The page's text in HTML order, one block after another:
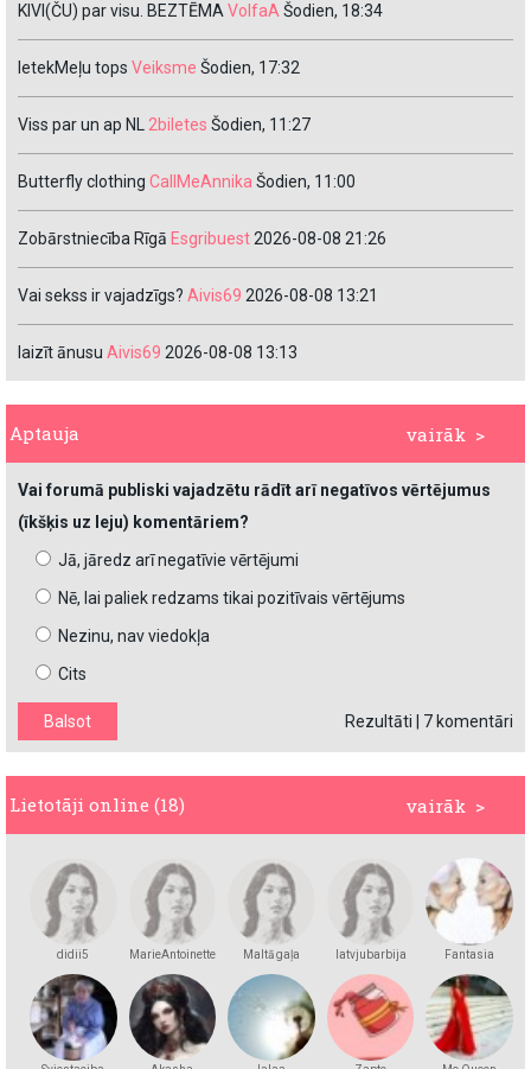
KIVI(ČU) par visu. BEZTĒMAVolfaAŠodien, 18:34
IetekMeļu tops Veiksme Šodien, 17:32
Viss par un ap NL2biletes Šodien, 11:27
Butterfly clothing CallMeAnnika Šodien, 11:00
Zobārstniecība Rīgā Esgribuest2026-08-08 21:26
Vai sekss ir vajadzīgs? Aivis69 2026-08-08 13:21
laizīt ānusu Aivis69 2026-08-08 13:13
vairāk >
Aptauja
Vai forumā publiski vajadzētu rādīt arī negatīvos vērtējumus
(īkšķis uz leju) komentāriem?
Jā, jāredz arī negatīvie vērtējumi
Nē, lai paliek redzams tikai pozitīvais vērtējums
Nezinu, nav viedokļa
Cits
Rezultāti 7 komentāri
vairāk >
Lietotāji online (18)
didii5 MarieAntoinette Maltā gaļa latvjubarbija Fantasia